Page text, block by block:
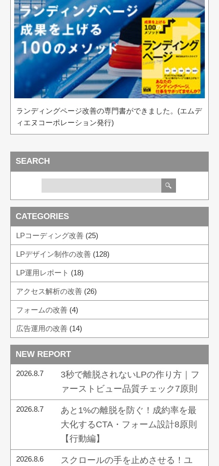
ランディングページ改善の専門書ができました。(エムデ
ィエヌコーポレーション発行)
SEARCH
CATEGORIES
LPコーディング改善(25)
LPデザイン制作の改善(128)
LP運用レポート (18)
アクセス解析の改善(26)
フォームの改善(4)
広告運用の改善(14)
NEW REPORT
2026.8.7
3秒で離脱されないLPの作り方｜フ
ァーストビュー品質チェック7原則
2026.8.7
あと1%の離脱を防ぐ！成約率を最
大化するCTA・フォーム設計8原則
【行動編】
2026.8.6
スクロールの手を止めさせる！ユ